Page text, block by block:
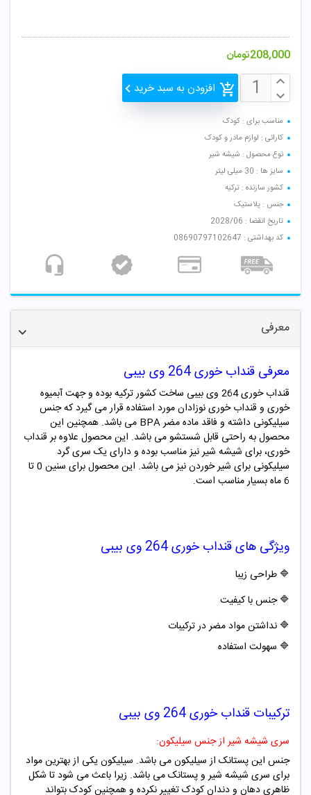
208,000تومان
افزودن به سبد خرید
مناسب برای : کودک
کارائی : لوازم مادر و کودک
نوع محصول : شیشه شیر
سایز ها : 30 میلی لیتر
کشور سازنده : ترکیه
جنس : پلاستیک
تاریخ انقضا : 2028/06
کد بهداشتی : 08690797102647
معرفی
معرفی قنداب خوری 264 وی بیبی
قنداب خوری 264 وی بیبی ساخت کشور ترکیه بوده و جهت آبمیوه
خوری و قنداب خوری نوزادان مورد استفاده قرار می گیرد که جنس
سیلیکونی داشته و فاقد ماده مضر BPA می باشد. همچنین این
محصول به راحتی قابل شستشو می باشد. این محصول علاوه بر قنداب
خوری، برای شیشه شیر نیز مناسب بوده و دارای یک سری گرد
سیلیکونی برای شیر خوردن نیز می باشد. این محصول برای سنین 0 تا
6 ماه بسیار مناسب است.
ویژگی هایقنداب خوری 264 وی بیبی
🔷 طراحی زیبا
🔷جنس با کیفیت
🔷 نداشتن مواد مضر در ترکیبات
🔷 سهولت استفاده
ترکیبات قنداب خوری 264 وی بیبی
سری شیشه شیر از جنس سیلیکون:
جنس این پستانک از سیلیکون می باشد. سیلیکون یکی از بهترین مواد
برای سری شیشه شیر و پستانک می باشد. زیرا باعث می شود تا شکل
ظاهری دهان و دندان کودک تغییر نکرده و همچنین کودک بتواند